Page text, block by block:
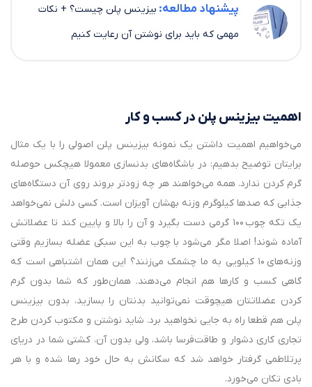
پیشنهاد مطالعه: بیزینس پلن چیست؟ + نکات
مهمی که باید برای نوشتن آن رعایت کنیم
اهمیت بیزینس پلن در کسب و کار
می‌خواهیم اهمیت داشتن یک نمونه بیزینس پلن اصولی را با یک مثال
برایتان توضیح بدهیم: در باشگاه‌های بدنسازی معمولا هیچکس حوصله
گرم کردن ندارد. همه می‌خواهند هر چه زودتر بروند روی آن دستگاه‌های
جذابی که صدها کیلوگرم وزنه بهشان آویزان است. کسی دلش نمی‌خواهد
یک تکه چوب ۱۰۰ گرمی دست بگیرد و آن را بالا و پایین کند تا عضلاتش
آماده شوند! اصلا مگر می‌شود با چوب به این سبکی عضله‌ بسازیم وقتی
وزنه‌های ۱۰ کیلویی به ما چشمک می‌زنند؟ این همان اشتباهی است که
گاهی کسب و کارها هم انجام می‌دهند. همان‌طور که شما بدون گرم
کردن عضلاتتان هیچوقت نمی‌توانید بدنتان را بسازید، بدون بیزینس
پلن هم قطعا راه به جایی نخواهید برد. شاید نوشتن و مکتوب کردن طرح
تجاری کاری دشوار و طاقت‌فرسا باشد، ولی بدون آن، کشتی شما در دریای
پرتلاطمی گرفتار خواهد شد که سکانش به حال خود رها شده و با هر
بادی تکان می‌خورد.